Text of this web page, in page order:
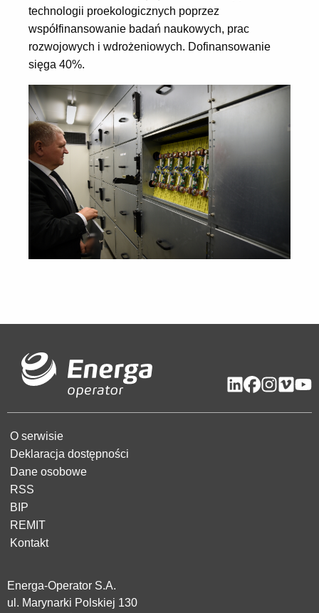
technologii proekologicznych poprzez
współfinansowanie badań naukowych, prac
rozwojowych i wdrożeniowych. Dofinansowanie
sięga 40%.
O serwisie
Deklaracja dostępności
Dane osobowe
RSS
BIP
REMIT
Kontakt
Energa-Operator S.A.
ul. Marynarki Polskiej 130